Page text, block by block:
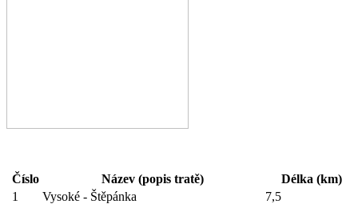
Číslo Název (popis tratě)
Délka (km)
1
Vysoké - Štěpánka
7,5